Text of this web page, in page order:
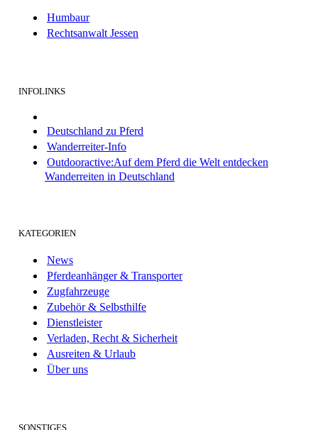
Humbaur
Rechtsanwalt Jessen
INFOLINKS
Deutschland zu Pferd
Wanderreiter-Info
Outdooractive:Auf dem Pferd die Welt entdecken
Wanderreiten in Deutschland
KATEGORIEN
News
Pferdeanhänger & Transporter
Zugfahrzeuge
Zubehör & Selbsthilfe
Dienstleister
Verladen, Recht & Sicherheit
Ausreiten & Urlaub
Über uns
SONSTIGES